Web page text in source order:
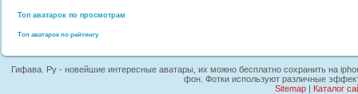
Топ аватарок по просмотрам
Топ аватарок по рейтингу
Гифава. Ру - новейшие интересные аватары, их можно бесплатно сохранить на
фон. Фотки используют различные
Sitemap| Каталог